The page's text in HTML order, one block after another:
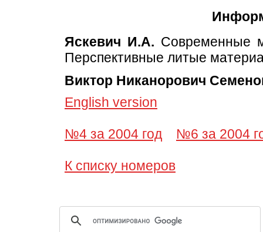
Яскевич И.А. Современные
Перспективные литые
Виктор Никанорович
English version
№4 за 2004 год №6 за 2004
К списку номеров